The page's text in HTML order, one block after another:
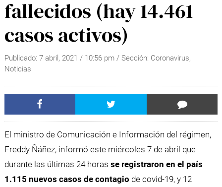
fallecidos (hay 14.461
casos activos)
Publicado: 7 abril, 2021 / 10:56 pm / Sección: Coronavirus,
Noticias
El ministro de Comunicación e Información del régimen,
Freddy Ñáñez, informó este miércoles 7 de abril que
durante las últimas 24 horas se registraron en el país
1.115 nuevos casos de contagio de covid-19, y 12